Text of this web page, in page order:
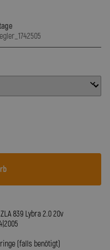
839 Lybra 2.0 20v
(falls benötigt)